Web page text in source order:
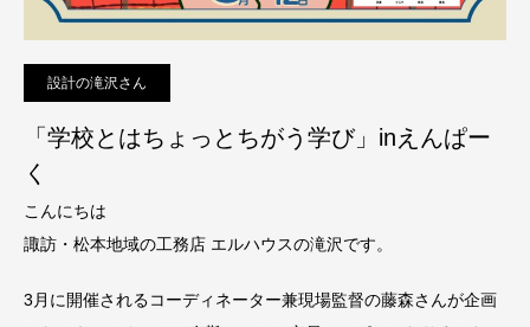
設計の滝沢さん
「学校とはちょっとちがう学び」inえんぱー
く
こんにちは
諏訪・松本地域の工務店 エルハウスの滝沢です。
3月に開催されるコーディネーター兼現場監督の藤森さんが企画